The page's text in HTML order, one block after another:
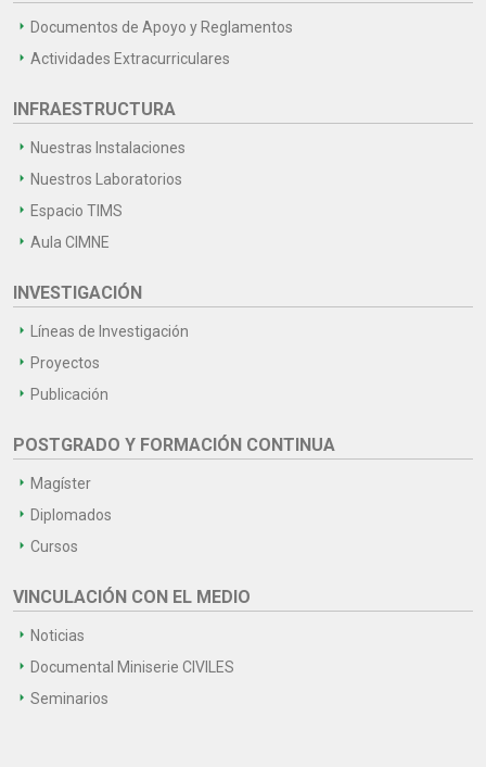
Documentos de Apoyo y Reglamentos
Actividades Extracurriculares
INFRAESTRUCTURA
Nuestras Instalaciones
Nuestros Laboratorios
Espacio TIMS
Aula CIMNE
INVESTIGACIÓN
Líneas de Investigación
Proyectos
Publicación
POSTGRADO Y FORMACIÓN CONTINUA
Magíster
Diplomados
Cursos
VINCULACIÓN CON EL MEDIO
Noticias
Documental Miniserie CIVILES
Seminarios